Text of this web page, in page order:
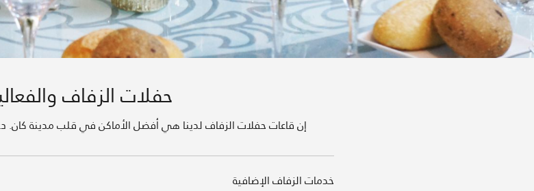
حفلات الزفاف
إن قاعات حفلات الزفاف لدينا هي أفضل الأماكن في قلب مدينة
خدمات الزفاف الإضافية